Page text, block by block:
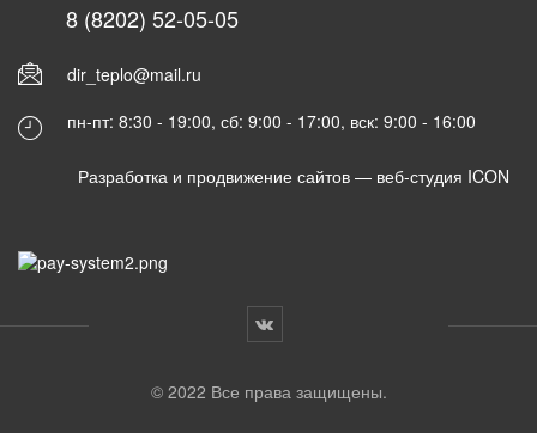
8 (8202) 52-05-05
dir_teplo@mail.ru
пн-пт: 8:30 - 19:00, сб: 9:00 - 17:00, вск: 9:00 - 16:00
Разработка и продвижение сайтов — веб-студия ICON
© 2022 Все права защищены.